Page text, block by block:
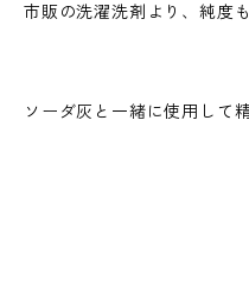
市販の洗濯洗剤より、純度
ソーダ灰と一緒に使用して